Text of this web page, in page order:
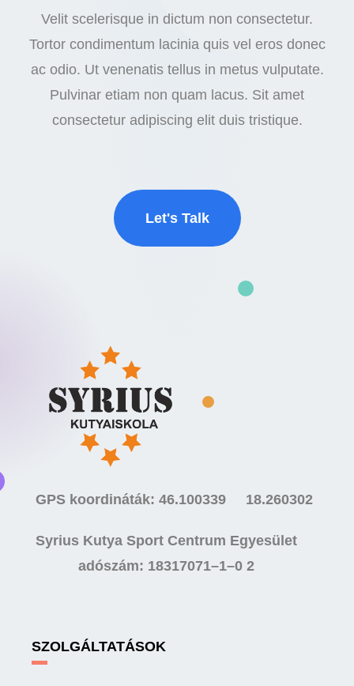
Velit scelerisque in dictum non consectetur.
Tortor condimentum lacinia quis vel eros donec
ac odio. Ut venenatis tellus in metus vulputate.
Pulvinar etiam non quam lacus. Sit amet
consectetur adipiscing elit duis tristique.
Let's Talk
GPS koordináták: 46.100339 18.260302
Syrius Kutya Sport Centrum Egyesület
adószám: 18317071–1–0 2
SZOLGÁLTATÁSOK